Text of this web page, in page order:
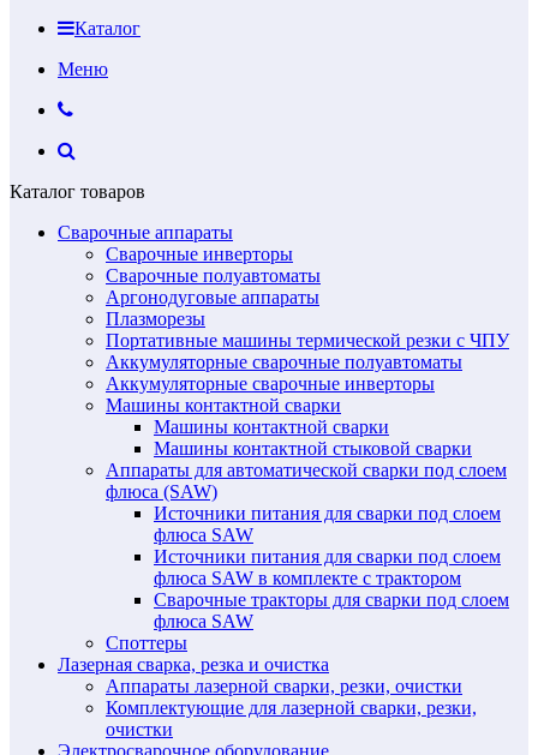
Каталог
Меню
Каталог товаров
Сварочные аппараты
Сварочные инверторы
Сварочные полуавтоматы
Аргонодуговые аппараты
Плазморезы
Портативные машины термической резки с ЧПУ
Аккумуляторные сварочные полуавтоматы
Аккумуляторные сварочные инверторы
Машины контактной сварки
Машины контактной сварки
Машины контактной стыковой сварки
Аппараты для автоматической сварки под слоем
флюса (SAW)
Источники питания для сварки под слоем
флюса SAW
Источники питания для сварки под слоем
флюса SAW в комплекте с трактором
Сварочные тракторы для сварки под слоем
флюса SAW
Споттеры
Лазерная сварка, резка и очистка
Аппараты лазерной сварки, резки, очистки
Комплектующие для лазерной сварки, резки,
очистки